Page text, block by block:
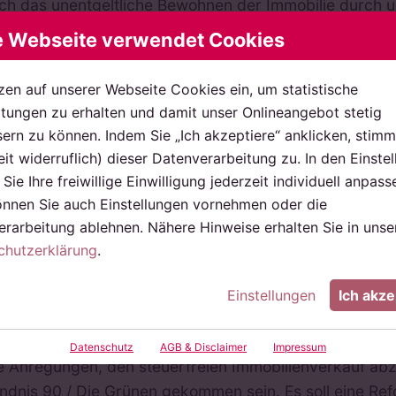
das unentgeltliche Bewohnen der Immobilie durch
bezogen wird.
: Werden innerhalb von fünf Jahren mehr als
gewerbliche Tätigkeit. Im Falle eines solchen
trotz Selbstnutzung steuerpflichtig
zum gewerblichen Grundstückshandel
will den steuerfreien
vor zwei Monaten wurde bekannt, dass im
von Immobilien nach Ablauf der
der Tatsache, dass die Spekulationsfrist vor
zentraler Aspekt, den viele Kapitalanleger im
Anregungen, den steuerfreien Immobilienverkauf
90 / Die Grünen gekommen sein. Es soll eine
Webseite verwendet Cookies
auf unserer Webseite Cookies ein, um statistische
zu erhalten und damit unser Onlineangebot stetig
zu können. Indem Sie „Ich akzeptiere“ anklicken,
widerruflich) dieser Datenverarbeitung zu. In den
Sie Ihre freiwillige Einwilligung jederzeit individuell
Sie auch Einstellungen vornehmen oder die
ablehnen. Nähere Hinweise erhalten Sie in
.
Einstellungen Ich
Datenschutz AGB & Disclaimer Impressum